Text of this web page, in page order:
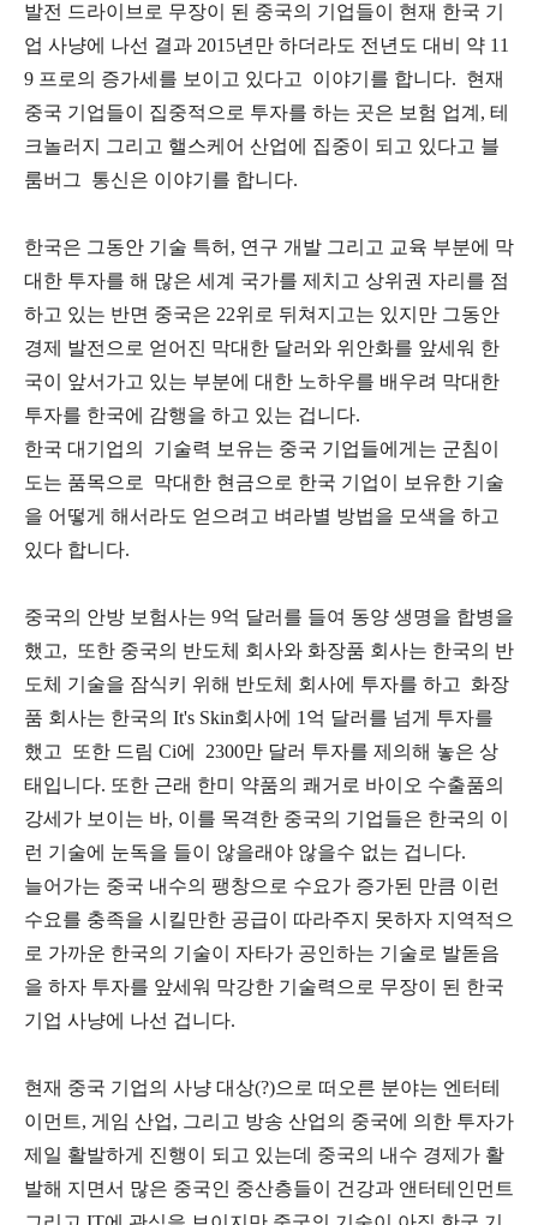
발전 드라이브로 무장이 된 중국의 기업들이 현재 한국 기
업 사냥에 나선 결과 2015년만 하더라도 전년도 대비 약 11
9 프로의 증가세를 보이고 있다고 이야기를 합니다. 현재
중국 기업들이 집중적으로 투자를 하는 곳은 보험 업계, 테
크놀러지 그리고 핼스케어 산업에 집중이 되고 있다고 블
룸버그 통신은 이야기를 합니다.
한국은 그동안 기술 특허, 연구 개발 그리고 교육 부분에 막
대한 투자를 해 많은 세계 국가를 제치고 상위권 자리를 점
하고 있는 반면 중국은 22위로 뒤쳐지고는 있지만 그동안
경제 발전으로 얻어진 막대한 달러와 위안화를 앞세워 한
국이 앞서가고 있는 부분에 대한 노하우를 배우려 막대한
투자를 한국에 감행을 하고 있는 겁니다.
한국 대기업의 기술력 보유는 중국 기업들에게는 군침이
도는 품목으로 막대한 현금으로 한국 기업이 보유한 기술
을 어떻게 해서라도 얻으려고 벼라별 방법을 모색을 하고
있다 합니다.
중국의 안방 보험사는 9억 달러를 들여 동양 생명을 합병을
했고, 또한 중국의 반도체 회사와 화장품 회사는 한국의 반
도체 기술을 잠식키 위해 반도체 회사에 투자를 하고 화장
품 회사는 한국의 It's Skin회사에 1억 달러를 넘게 투자를
했고 또한 드림 Ci에 2300만 달러 투자를 제의해 놓은 상
태입니다. 또한 근래 한미 약품의 쾌거로 바이오 수출품의
강세가 보이는 바, 이를 목격한 중국의 기업들은 한국의 이
런 기술에 눈독을 들이 않을래야 않을수 없는 겁니다.
늘어가는 중국 내수의 팽창으로 수요가 증가된 만큼 이런
수요를 충족을 시킬만한 공급이 따라주지 못하자 지역적으
로 가까운 한국의 기술이 자타가 공인하는 기술로 발돋음
을 하자 투자를 앞세워 막강한 기술력으로 무장이 된 한국
기업 사냥에 나선 겁니다.
현재 중국 기업의 사냥 대상(?)으로 떠오른 분야는 엔터테
이먼트, 게임 산업, 그리고 방송 산업의 중국에 의한 투자가
제일 활발하게 진행이 되고 있는데 중국의 내수 경제가 활
발해 지면서 많은 중국인 중산층들이 건강과 앤터테인먼트